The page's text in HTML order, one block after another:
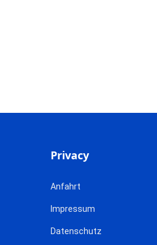
Privacy
Anfahrt
Impressum
Datenschutz